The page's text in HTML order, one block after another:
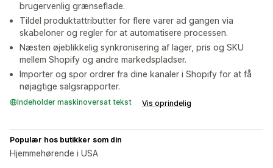
brugervenlig grænseflade.
Tildel produktattributter for flere varer ad gangen via
skabeloner og regler for at automatisere processen.
Næsten øjeblikkelig synkronisering af lager, pris og SKU
mellem Shopify og andre markedspladser.
Importer og spor ordrer fra dine kanaler i Shopify for at få
nøjagtige salgsrapporter.
Indeholder maskinoversat tekst Vis oprindelig
Populær hos butikker som din
Hjemmehørende i USA